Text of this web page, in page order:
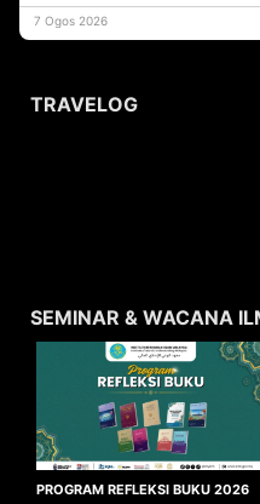
usaha
7 Ogos 2026
TRAVELOG
SEMINAR & WACANA
PROGRAM REFLEKSI BUKU 2026